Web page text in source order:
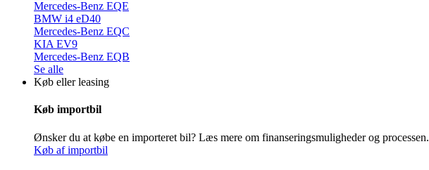
Mercedes-Benz EQE
BMW i4 eD40
Mercedes-Benz EQC
KIA EV9
Mercedes-Benz EQB
Se alle
Køb eller leasing
Køb importbil
Ønsker du at købe en importeret bil? Læs mere om finanseringsmuligheder og processen.
Køb af importbil